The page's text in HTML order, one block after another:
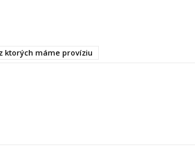
ktorých máme províziu